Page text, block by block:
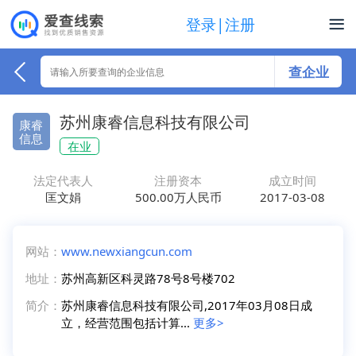
登录|注册
查企业
康睿
信息
苏州康睿信息科技有限公司
在业
法定代表人
匡文娟
注册资本
500.00万人民币
成立时间
2017-03-08
网站：www.newxiangcun.com
地址：苏州高新区科灵路78号8号楼702
简介：苏州康睿信息科技有限公司,2017年03月08日成
立，经营范围包括计算...更多>